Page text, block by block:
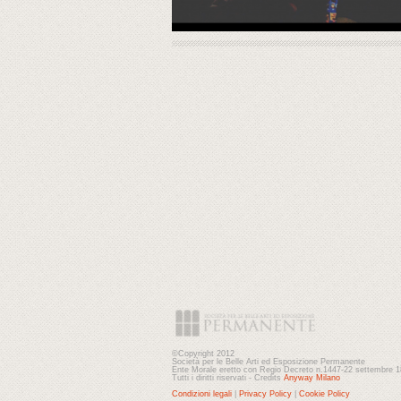
©Copyright 2012
Società per le Belle Arti ed Esposizione Permanente
Ente Morale eretto con Regio Decreto n.1447-22 settembre
Tutti i diritti riservati - Credits Anyway Milano
Condizioni legali
Privacy Policy Cookie Policy